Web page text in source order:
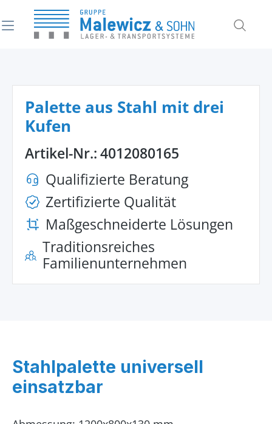
springen
Palette aus Stahl mit drei
Kufen
Artikel-Nr.:4012080165
Qualifizierte Beratung
Zertifizierte Qualität
Maßgeschneiderte Lösungen
Traditionsreiches
Familienunternehmen
Stahlpalette universell
einsatzbar